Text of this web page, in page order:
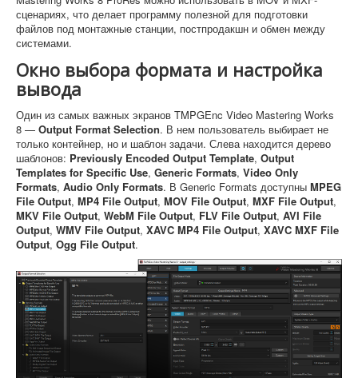
сценариях, что делает программу полезной для подготовки
файлов под монтажные станции, постпродакшн и обмен между
системами.
Окно выбора формата и настройка
вывода
Один из самых важных экранов TMPGEnc Video Mastering Works
8 — Output Format Selection. В нем пользователь выбирает не
только контейнер, но и шаблон задачи. Слева находится дерево
шаблонов: Previously Encoded Output Template, Output
Templates for Specific Use, Generic Formats, Video Only
Formats, Audio Only Formats. В Generic Formats доступны MPEG
File Output, MP4 File Output, MOV File Output, MXF File Output,
MKV File Output, WebM File Output, FLV File Output, AVI File
Output, WMV File Output, XAVC MP4 File Output, XAVC MXF File
Output, Ogg File Output.